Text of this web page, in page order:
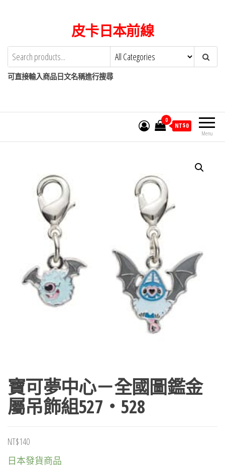
content
皮卡日本前線
可直接輸入商品日文名稱進行搜尋
Menu
0
NT$0
寶可夢中心－全國圖鑑金
屬吊飾組527・528
NT$140
日本發貨商品